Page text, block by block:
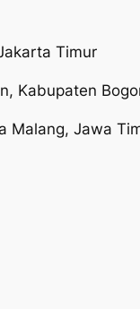
Timur
Kabupaten
Malang, Jawa